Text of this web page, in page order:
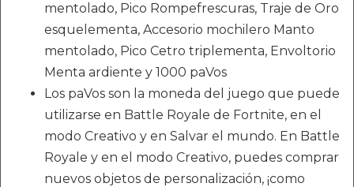
mentolado, Pico Rompefrescuras, Traje de Oro
esquelementa, Accesorio mochilero Manto
mentolado, Pico Cetro triplementa, Envoltorio
Menta ardiente y 1000 paVos
Los paVos son la moneda del juego que puede
utilizarse en Battle Royale de Fortnite, en el
modo Creativo y en Salvar el mundo. En Battle
Royale y en el modo Creativo, puedes comprar
nuevos objetos de personalización, ¡como